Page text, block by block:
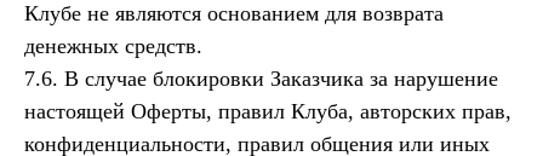
Клубе не являются основанием для возврата
денежных средств.
7.6. В случае блокировки Заказчика за нарушение
настоящей Оферты, правил Клуба, авторских прав,
конфиденциальности, правил общения или иных